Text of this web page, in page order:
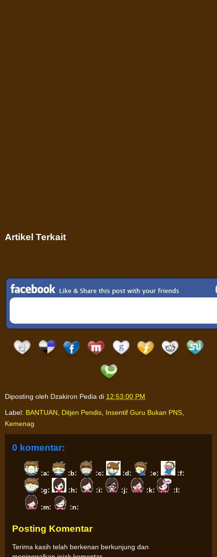
Artikel Terkait
Diposting oleh Dzakiron Pedia di 12:53:00 PM
Label: BANTUAN Ditjen Pendis Insentif Guru Bukan PNS
Kemenag
0 komentar:
:a: :b: :c: :d: :e: :f:
:g: :h: :i: :j: :k: :l:
:m: :n:
Posting Komentar
Terima kasih telah berkenan berkunjung dan